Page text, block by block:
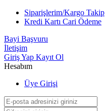
Siparişlerim/Kargo Takip
Kredi Kartı Cari Ödeme
Bayi Başvuru
İletişim
Giriş Yap Kayıt Ol
Hesabım
Üye Girişi